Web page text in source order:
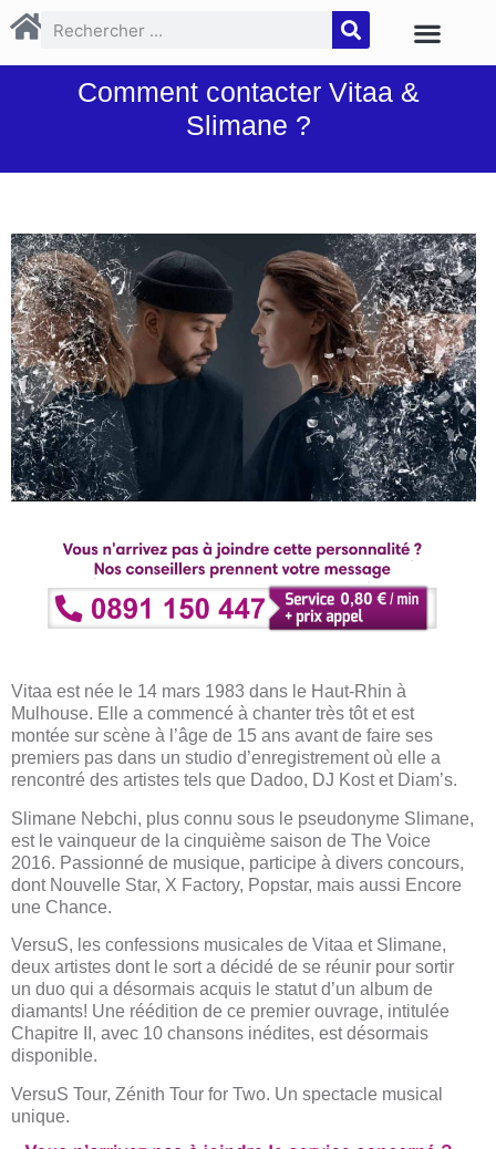
Comment contacter Vitaa &
Slimane ?
Vitaa est née le 14 mars 1983 dans le Haut-Rhin à
Mulhouse. Elle a commencé à chanter très tôt et est
montée sur scène à l’âge de 15 ans avant de faire ses
premiers pas dans un studio d’enregistrement où elle a
rencontré des artistes tels que Dadoo, DJ Kost et Diam’s.
Slimane Nebchi, plus connu sous le pseudonyme Slimane,
est le vainqueur de la cinquième saison de The Voice
2016. Passionné de musique, participe à divers concours,
dont Nouvelle Star, X Factory, Popstar, mais aussi Encore
une Chance.
VersuS, les confessions musicales de Vitaa et Slimane,
deux artistes dont le sort a décidé de se réunir pour sortir
un duo qui a désormais acquis le statut d’un album de
diamants! Une réédition de ce premier ouvrage, intitulée
Chapitre II, avec 10 chansons inédites, est désormais
disponible.
VersuS Tour, Zénith Tour for Two. Un spectacle musical
unique.